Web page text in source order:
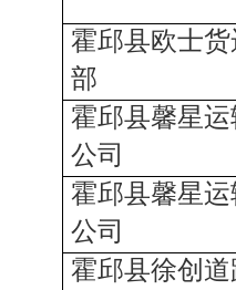
霍邱县欧士
部
霍邱县馨星运
公司
霍邱县馨星运
公司
霍邱县徐创